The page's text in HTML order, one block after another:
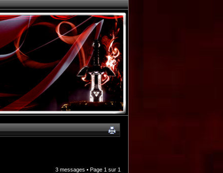
3 messages • Page 1 sur 1